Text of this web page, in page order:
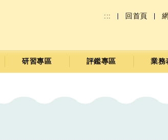
::: 回首頁
研習專區 評鑑專區 業務